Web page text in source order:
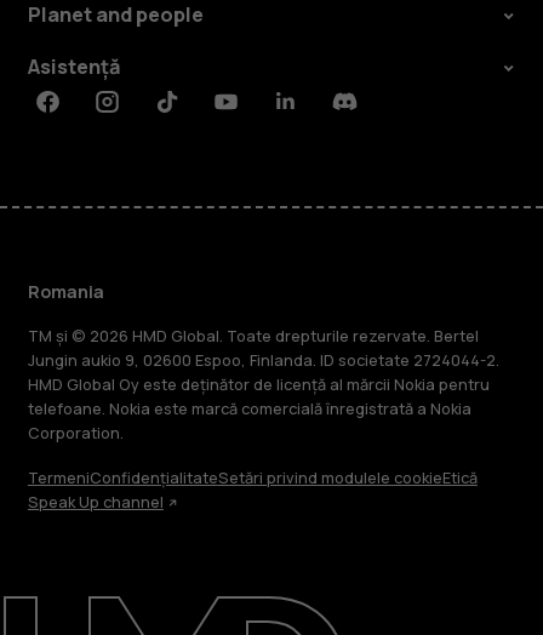
Despre
Planet and people
Asistență
FacebookInstagramTiktokYoutubeLinkedinDiscord
Romania
TM și © 2026 HMD Global. Toate drepturile rezervate. Bertel
Jungin aukio 9, 02600 Espoo, Finlanda. ID societate 2724044-2.
HMD Global Oy este deținător de licență al mărcii Nokia pentru
telefoane. Nokia este marcă comercială înregistrată a Nokia
Corporation.
TermeniConfidențialitateSetări privind modulele cookieEtică
Speak Up channel